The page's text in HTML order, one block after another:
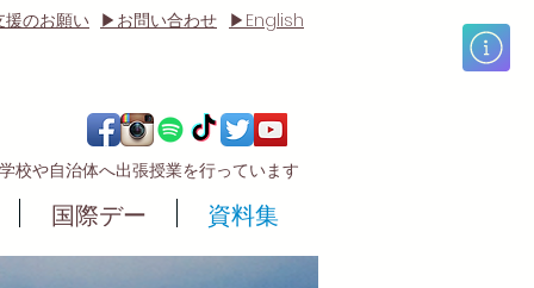
のお願い ▶ English
▶お問い合わせ
校や自治体へ出張授業を行っています
国際デー 資料集